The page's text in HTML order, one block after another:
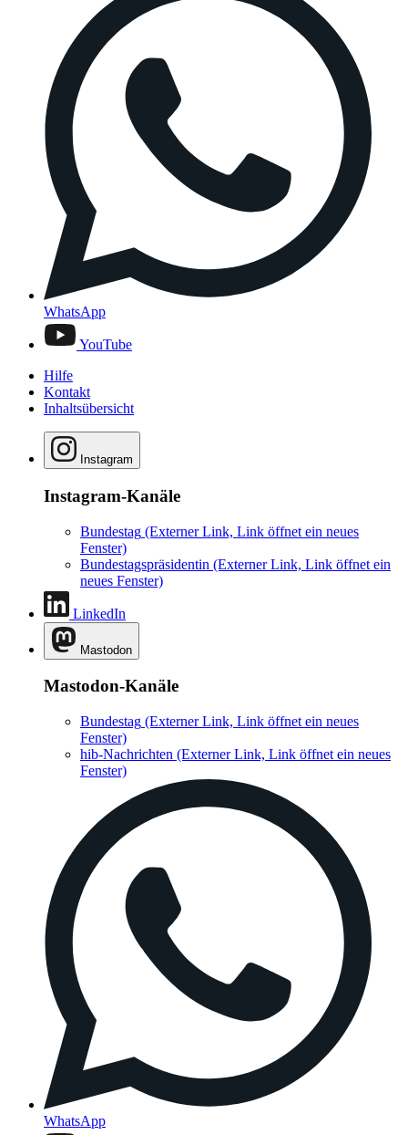
WhatsApp
YouTube
Hilfe
Kontakt
Inhaltsübersicht
Instagram
Instagram-Kanäle
Bundestag (Externer Link, Link öffnet ein neues
Fenster)
Bundestagspräsidentin (Externer Link, Link öffnet ein
neues Fenster)
LinkedIn
Mastodon
Mastodon-Kanäle
Bundestag (Externer Link, Link öffnet ein neues
Fenster)
hib-Nachrichten (Externer Link, Link öffnet ein neues
Fenster)
WhatsApp